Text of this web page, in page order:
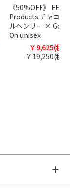
《50%OFF》 EEL
Products チャコー
ルヘンリー × Good
On unisex
￥9,625(税
￥19,250(税